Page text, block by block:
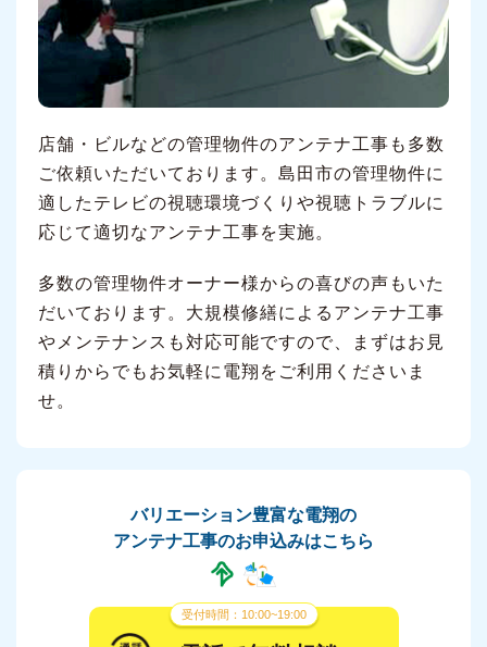
店舗・ビルなどの管理物件のアンテナ工事も多数
ご依頼いただいております。島田市の管理物件に
適したテレビの視聴環境づくりや視聴トラブルに
応じて適切なアンテナ工事を実施。
多数の管理物件オーナー様からの喜びの声もいた
だいております。大規模修繕によるアンテナ工事
やメンテナンスも対応可能ですので、まずはお見
積りからでもお気軽に電翔をご利用くださいま
せ。
バリエーション豊富な電翔の
アンテナ工事のお申込みはこちら
受付時間：10:00~19:00